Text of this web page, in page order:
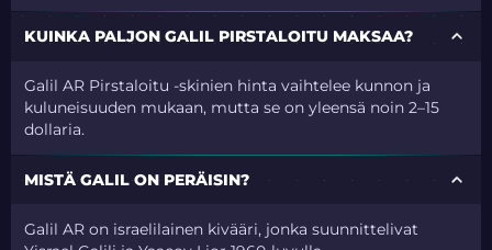
KUINKA PALJON GALIL PIRSTALOITU MAKSAA?
Galil AR Pirstaloitu -skinien hinta vaihtelee kunnon ja
kuluneisuuden mukaan, mutta se on yleensä noin 2–15
dollaria.
MISTÄ GALIL ON PERÄISIN?
Galil AR on israelilainen kivääri, jonka suunnittelivat